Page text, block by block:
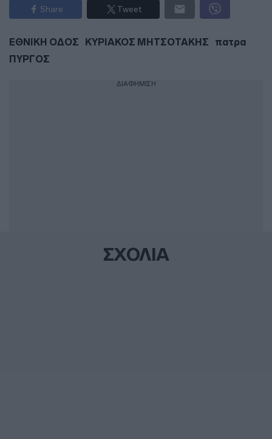
Share Tweet
ΕΘΝΙΚΗ ΟΔΟΣ ΚΥΡΙΑΚΟΣ ΜΗΤΣΟΤΑΚΗΣ
πατρα
ΠΥΡΓΟΣ
ΔΙΑΦΗΜΙΣΗ
ΣΧΟΛΙΑ